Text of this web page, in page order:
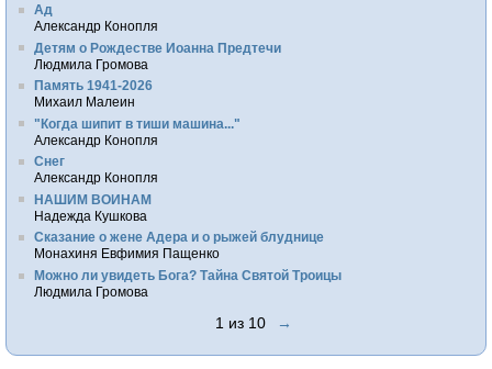
Ад
Александр Конопля
Детям о Рождестве Иоанна Предтечи
Людмила Громова
Память 1941-2026
Михаил Малеин
"Когда шипит в тиши машина..."
Александр Конопля
Снег
Александр Конопля
НАШИМ ВОИНАМ
Надежда Кушкова
Сказание о жене Адера и о рыжей блуднице
Монахиня Евфимия Пащенко
Можно ли увидеть Бога? Тайна Святой Троицы
Людмила Громова
1 из 10 →